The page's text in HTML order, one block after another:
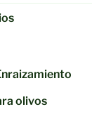
olivos